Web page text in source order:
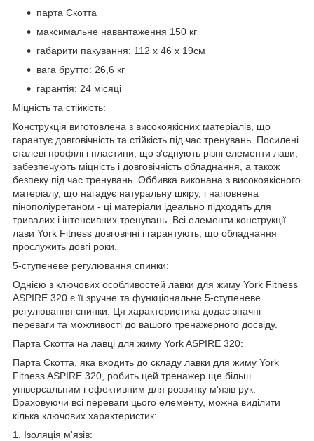
парта Скотта
максимальне навантаження 150 кг
габарити пакування: 112 x 46 x 19см
вага брутто: 26,6 кг
гарантія: 24 місяці
Міцність та стійкість:
Конструкція виготовлена з високоякісних матеріалів, що
гарантує довговічність та стійкість під час тренувань. Посилені
сталеві профілі і пластини, що з'єднують різні елементи лави,
забезпечують міцність і довговічність обладнання, а також
безпеку під час тренувань. Оббивка виконана з високоякісного
матеріалу, що нагадує натуральну шкіру, і наповнена
пінополіуретаном - ці матеріали ідеально підходять для
тривалих і інтенсивних тренувань. Всі елементи конструкції
лави York Fitness довговічні і гарантують, що обладнання
прослужить довгі роки.
5-ступеневе регулювання спинки:
Однією з ключових особливостей лавки для жиму York Fitness
ASPIRE 320 є її зручне та функціональне 5-ступеневе
регулювання спинки. Ця характеристика додає значні
переваги та можливості до вашого тренажерного досвіду.
Парта Скотта на лавці для жиму York ASPIRE 320:
Парта Скотта, яка входить до складу лавки для жиму York
Fitness ASPIRE 320, робить цей тренажер ще більш
універсальним і ефективним для розвитку м'язів рук.
Враховуючи всі переваги цього елементу, можна виділити
кілька ключових характеристик:
1. Ізоляція м'язів: